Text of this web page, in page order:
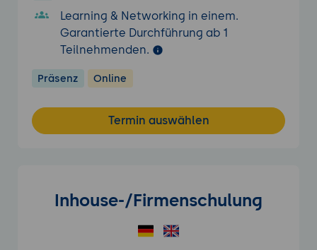
Learning & Networking in einem.
Garantierte Durchführung ab 1
Teilnehmenden.
Präsenz Online
Termin auswählen
Inhouse-/Firmenschulung